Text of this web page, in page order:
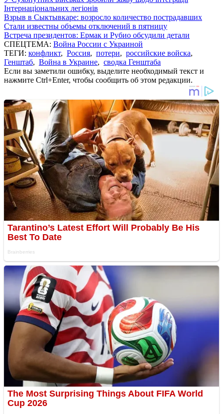
Інтернаціональних легіонів
Взрыв в Сыктывкаре: возросло количество пострадавших
Стали известны объемы отключений в пятницу
Встреча президентов: Ермак и Рубио обсудили детали
СПЕЦТЕМА: Война России с Украиной
ТЕГИ: конфликт, Россия, потери, российские войска,
Генштаб, Война в Украине, сводка Генштаба
Если вы заметили ошибку, выделите необходимый текст и
нажмите Ctrl+Enter, чтобы сообщить об этом редакции.